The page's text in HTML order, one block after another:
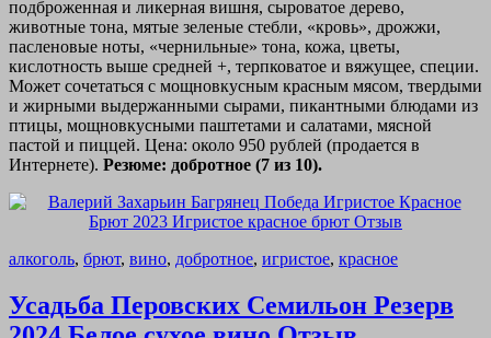
подброженная и ликерная вишня, сыроватое дерево,
животные тона, мятые зеленые стебли, «кровь», дрожжи,
пасленовые ноты, «чернильные» тона, кожа, цветы,
кислотность выше средней +, терпковатое и вяжущее, специи.
Может сочетаться с мощновкусным красным мясом, твердыми
и жирными выдержанными сырами, пикантными блюдами из
птицы, мощновкусными паштетами и салатами, мясной
пастой и пиццей. Цена: около 950 рублей (продается в
Интернете). Резюме: добротное (7 из 10).
алкоголь, брют, вино, добротное, игристое, красное
Усадьба Перовских Семильон Резерв